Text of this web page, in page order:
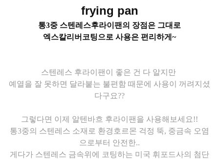
frying pan
통3중 스텐레스후라이팬의 장점은 그대로
엑스칼리버코팅으로 사용은 편리하게~
스텐레스 후라이팬이 좋은 건 다 알지만
예열을 잘 못하면 달라붙는 불편함 때문에 사용이 꺼려지셨
다구요??
그렇다면 이제 알텐바흐 후라이팬을 사용해보세요!!
통3중의 스텐레스 소재로 환경호르몬 걱정 뚝, 중금속 오염
으로부터 안전한..
게다가 스텐레스 금속위에 코팅하는 미국 휘포드사의 첨단